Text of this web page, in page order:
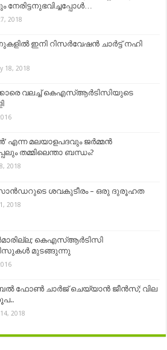
2018
ഇനി റിസർവേഷൻ ചാർട്ട് നഹി
18, 2018
വലച്ച് കെഎസ്ആര്‍ടിസിയുടെ
എന്ന മലയാളപദവും ജർമ്മൻ
തമ്മിലെന്താ ബന്ധം?
2018
ശവകുടീരം – ഒരു ദുരൂഹത
2018
കെഎസ്ആര്‍ടിസി
മുടങ്ങുന്നു
ഫോൺ ചാർജ് ചെയ്യാൻ ജീൻസ്; വില
2018